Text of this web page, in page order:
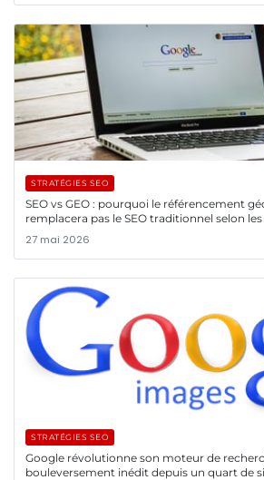
STRATÉGIES SEO
SEO vs GEO : pourquoi le référencement
remplacera pas le SEO traditionnel selon
27 mai 2026
STRATÉGIES SEO
Google révolutionne son moteur de
bouleversement inédit depuis un quart de